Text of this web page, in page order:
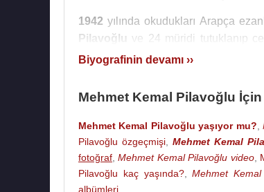
1942 yılında okudukları Arapça
Pilavoğlu ve 24 müridi tutuklanıp
tespih, 23 maddelik esasat ele
alıyordu.
alır ona göre hareket ederiz.
vazgeçmeyiz,” demiştir.
Mehmet
hastanesinde kontrollerden geçirildi.
Biyografinin devamı ››
Mehmet Kemal Pilavoğlu İçin
Mehmet Kemal Pilavoğlu yaşıyor mu? ,
Pilavoğlu özgeçmişi, Mehmet Kemal
fotoğraf ,Mehmet Kemal Pilavoğlu video,
Pilavoğlu kaç yaşında?,Mehmet
albümleri